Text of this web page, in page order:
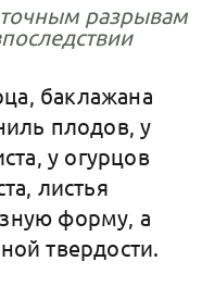
разрывам
баклажана
плодов, у
у огурцов
листья
форму, а
твердости.